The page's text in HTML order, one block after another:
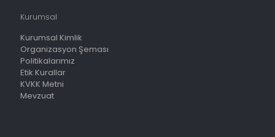
Kurumsal
Kurumsal Kimlik
Organizasyon Şeması
Politikalarımız
Etik Kurallar
KVKK Metni
Mevzuat